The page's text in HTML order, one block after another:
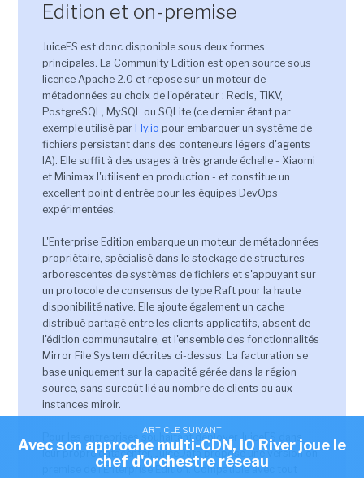
Edition et on-premise
JuiceFS est donc disponible sous deux formes
principales. La Community Edition est open source sous
licence Apache 2.0 et repose sur un moteur de
métadonnées au choix de l'opérateur : Redis, TiKV,
PostgreSQL, MySQL ou SQLite (ce dernier étant par
exemple utilisé par Fly.io pour embarquer un système de
fichiers persistant dans des conteneurs légers d'agents
IA). Elle suffit à des usages à très grande échelle - Xiaomi
et Minimax l'utilisent en production - et constitue un
excellent point d'entrée pour les équipes DevOps
expérimentées.
L'Enterprise Edition embarque un moteur de métadonnées
propriétaire, spécialisé dans le stockage de structures
arborescentes de systèmes de fichiers et s'appuyant sur
un protocole de consensus de type Raft pour la haute
disponibilité native. Elle ajoute également un cache
distribué partagé entre les clients applicatifs, absent de
l'édition communautaire, et l'ensemble des fonctionnalités
Mirror File System décrites ci-dessus. La facturation se
base uniquement sur la capacité gérée dans la région
source, sans surcoût lié au nombre de clients ou aux
instances miroir.
Pour les entreprises souhaitant déployer JuiceFS dans
leur propre datacenter, JuiceData propose une version on-
premise de l'Enterprise Edition. Compatible avec tout
ARTICLE SUIVANT
Avec son approche multi-CDN, IO River joue le
chef d'orchestre réseau